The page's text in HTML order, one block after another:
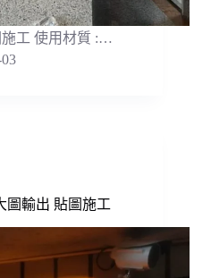
工 使用材質 :…
圖輸出 貼圖施工